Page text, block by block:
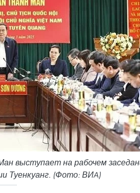
выступает на рабочем
Туенкуанг. (Фото: ВИA)